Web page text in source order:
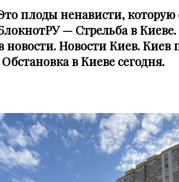
плоды ненависти,
— Стрельба в
новости. Новости Киев. Киев
в Киеве сегодня.